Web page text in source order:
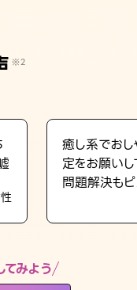
※2
癒し系でおし
定をお願い
問題解決もピ
みよう